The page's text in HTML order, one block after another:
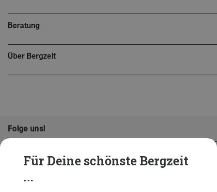
Für Deine schönste Bergzeit
...
Beratung
Über Bergzeit
Folge uns!